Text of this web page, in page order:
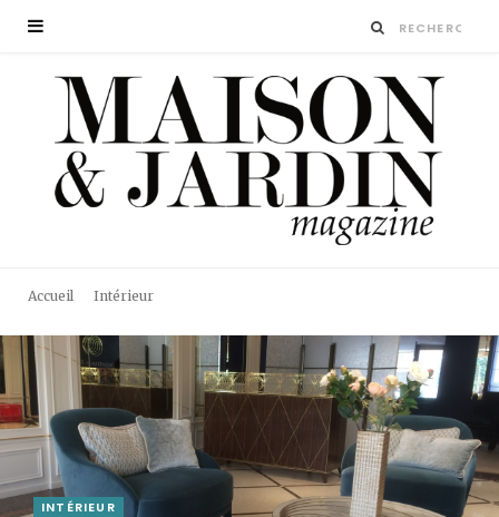
Accueil Intérieur
INTÉRIEUR